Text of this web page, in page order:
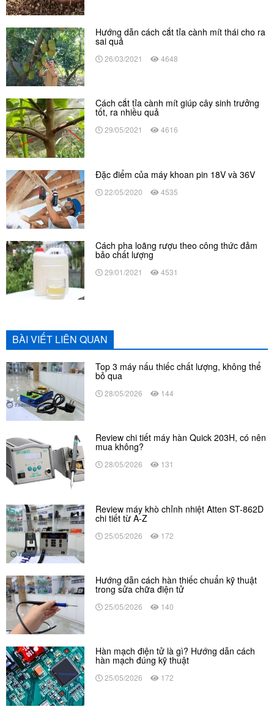
Hướng dẫn cách cắt tỉa cành mít thái cho ra
sai quả
26/03/2021 4648
Cách cắt tỉa cành mít giúp cây sinh trưởng
tốt, ra nhiều quả
29/05/2021 4616
Đặc điểm của máy khoan pin 18V và 36V
22/05/2020 4535
Cách pha loãng rượu theo công thức đảm
bảo chất lượng
29/01/2021 4531
BÀI VIẾT LIÊN QUAN
Top 3 máy nấu thiếc chất lượng, không thể
bỏ qua
28/05/2026 144
Review chi tiết máy hàn Quick 203H, có nên
mua không?
28/05/2026 131
Review máy khò chỉnh nhiệt Atten ST-862D
chi tiết từ A-Z
25/05/2026 172
Hướng dẫn cách hàn thiếc chuẩn kỹ thuật
trong sửa chữa điện tử
25/05/2026 140
Hàn mạch điện tử là gì? Hướng dẫn cách
hàn mạch đúng kỹ thuật
25/05/2026 172